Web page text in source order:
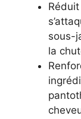
sous-
la